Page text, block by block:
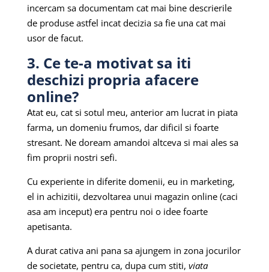
incercam sa documentam cat mai bine descrierile
de produse astfel incat decizia sa fie una cat mai
usor de facut.
3. Ce te-a motivat sa iti
deschizi propria afacere
online?
Atat eu, cat si sotul meu, anterior am lucrat in piata
farma, un domeniu frumos, dar dificil si foarte
stresant. Ne doream amandoi altceva si mai ales sa
fim proprii nostri sefi.
Cu experiente in diferite domenii, eu in marketing,
el in achizitii, dezvoltarea unui magazin online (caci
asa am inceput) era pentru noi o idee foarte
apetisanta.
A durat cativa ani pana sa ajungem in zona jocurilor
de societate, pentru ca, dupa cum stiti, viata